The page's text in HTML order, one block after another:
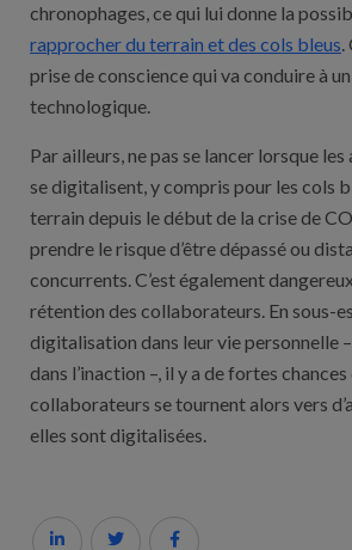
chronophages, ce qui lui donne la
rapprocher du terrain et des cols bleus.
prise de conscience qui va conduire à
technologique.
Par ailleurs, ne pas se lancer lorsque
se digitalisent, y compris pour les cols
terrain depuis le début de la crise de
prendre le risque d’être dépassé ou
concurrents. C’est également
rétention des collaborateurs. En sous-
digitalisation dans leur vie personnelle
dans l’inaction –, il y a de fortes chances
collaborateurs se tournent alors vers
elles sont digitalisées.
  